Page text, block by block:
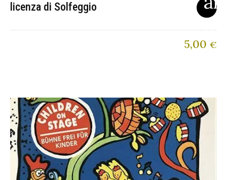
licenza di Solfeggio
5,00 €